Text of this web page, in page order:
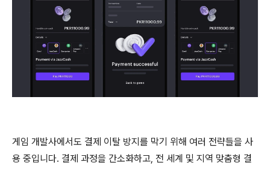
게임 개발사에서도 결제 이탈 방지를 막기 위해 여러 전략들을 사
용 중입니다. 결제 과정을 간소화하고, 전 세계 및 지역 맞춤형 결